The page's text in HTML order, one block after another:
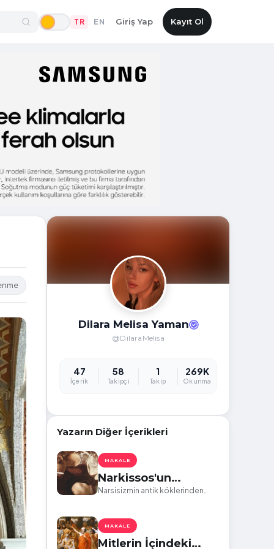
TR EN Giriş Yap Kayıt Ol
Dilara Melisa Yaman
@DilaraMelisa
47
İçerik
58
Takipçi
1
Takip
269K
Okunma
Yazarın Diğer İçerikleri
MAKALE
Narkissos'un
Aynasından Dorian
ve Günümüz İlişkileri
Narsisizmin antik köklerinden
Aynaları
MAKALE
Mitlerin İçindeki